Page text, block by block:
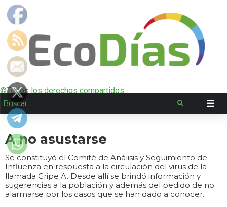
©Todos los derechos compartidos
A no asustarse
Se constituyó el Comité de Análisis y Seguimiento de
Influenza en respuesta a la circulación del virus de la
llamada Gripe A. Desde allí se brindó información y
sugerencias a la población y además del pedido de no
alarmarse por los casos que se han dado a conocer.